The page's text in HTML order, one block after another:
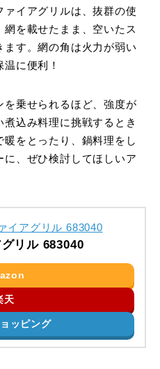
イアグリルは、抜群の使
を載せたまま、空いたス
す。網の角は火力が弱い
に便利！
を乗せられるほど、強度が
込み料理に挑戦するとき
をとったり、鍋料理をし
、ぜひ検討してほしいア
リル 683040
天
ッピング